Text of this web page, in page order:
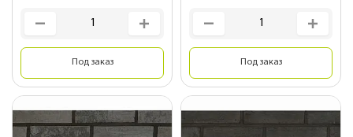
Под заказ Под заказ